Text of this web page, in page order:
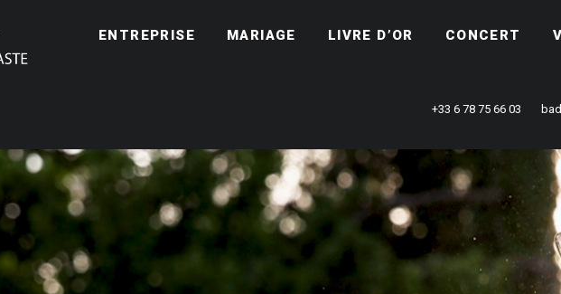
ENTREPRISE MARIAGE LIVRE D’OR CONCERT
+33 6 78 75 66 03